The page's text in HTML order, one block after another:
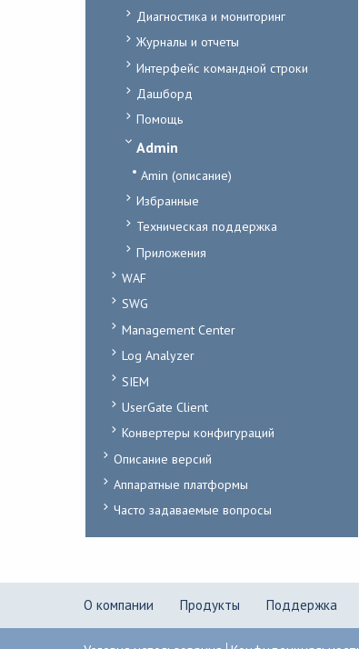
Диагностика и мониторинг
Журналы и отчеты
Интерфейс командной строки
Дашборд
Помощь
Admin
Amin (описание)
Избранные
Техническая поддержка
Приложения
WAF
SWG
Management Center
Log Analyzer
SIEM
UserGate Client
Конвертеры конфигураций
Описание версий
Аппаратные платформы
Часто задаваемые вопросы
О компании Продукты Поддержка